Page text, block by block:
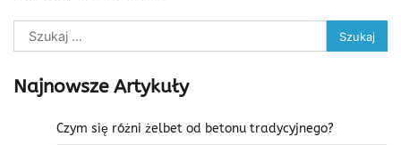
Szukaj:
Najnowsze Artykuły
Czym się różni żelbet od betonu tradycyjnego?